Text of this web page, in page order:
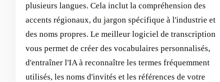
plusieurs langues. Cela inclut la compréhension des
accents régionaux, du jargon spécifique à l'industrie et
des noms propres. Le meilleur logiciel de transcription
vous permet de créer des vocabulaires personnalisés,
d'entraîner l'IA à reconnaître les termes fréquemment
utilisés, les noms d'invités et les références de votre